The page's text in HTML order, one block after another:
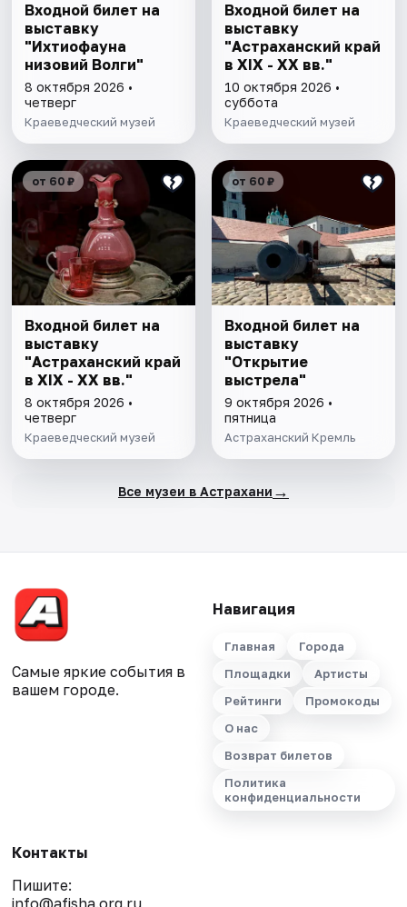
Входной билет на
выставку
"Ихтиофауна
низовий Волги"
8 октября 2026 •
четверг
Краеведческий музей
Входной билет на
выставку
"Астраханский край
в XIX - XX вв."
10 октября 2026 •
суббота
Краеведческий музей
от 60 ₽
Входной билет на
выставку
"Астраханский край
в XIX - XX вв."
8 октября 2026 •
четверг
Краеведческий музей
от 60 ₽
Входной билет на
выставку
"Открытие
выстрела"
9 октября 2026 •
пятница
Астраханский Кремль
Все музеи в Астрахани →
Самые яркие события в
вашем городе.
Навигация
Главная
Города
Площадки
Артисты
Рейтинги
Промокоды
О нас
Возврат билетов
Политика
конфиденциальности
Контакты
Пишите: